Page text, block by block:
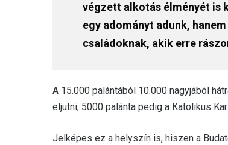
végzett alkotás élményét is
egy adományt adunk,
családoknak, akik erre
A 15.000 palántából 10.000 nagyjából
eljutni, 5000 palánta pedig a Katolikus
Jelképes ez a helyszín is, hiszen a